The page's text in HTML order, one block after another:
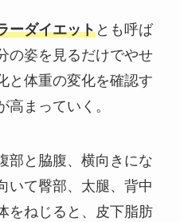
ーダイエットとも呼ば
の姿を見るだけでやせ
と体重の変化を確認す
高まっていく。
部と脇腹、横向きにな
いて臀部、太腿、背中
をねじると、皮下脂肪